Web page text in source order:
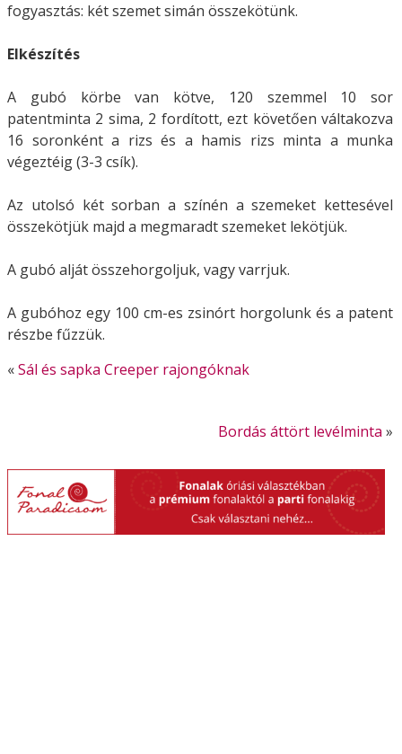
fogyasztás: két szemet simán összekötünk.
Elkészítés
A gubó körbe van kötve, 120 szemmel 10 sor
patentminta 2 sima, 2 fordított, ezt követően váltakozva
16 soronként a rizs és a hamis rizs minta a munka
végeztéig (3-3 csík).
Az utolsó két sorban a színén a szemeket kettesével
összekötjük majd a megmaradt szemeket lekötjük.
A gubó alját összehorgoljuk, vagy varrjuk.
A gubóhoz egy 100 cm-es zsinórt horgolunk és a patent
részbe fűzzük.
«Sál és sapka Creeper rajongóknak
Bordás áttört levélminta »